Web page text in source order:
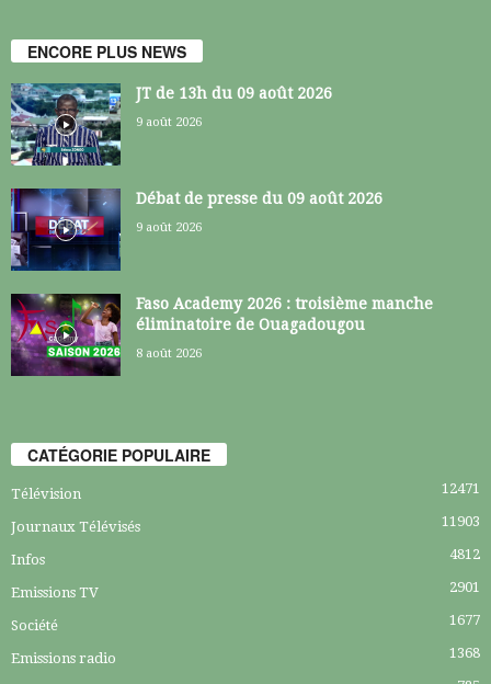
ENCORE PLUS NEWS
JT de 13h du 09 août 2026
9 août 2026
Débat de presse du 09 août 2026
9 août 2026
Faso Academy 2026 : troisième manche
éliminatoire de Ouagadougou
8 août 2026
CATÉGORIE POPULAIRE
Télévision 12471
Journaux Télévisés 11903
Infos 4812
Emissions TV 2901
Société 1677
Emissions radio 1368